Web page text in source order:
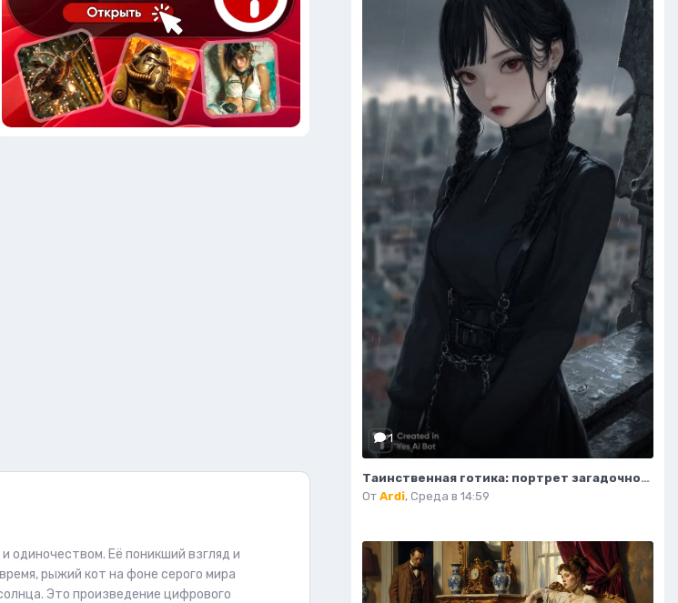
одиночеством. Её поникший взгляд и
рыжий кот на фоне серого мира
Это произведение цифрового
1
Таинственная готика: портрет загадочной девушки на крыше. Изображение из нейросети Midjourney
От Ardi, Среда в 14:59